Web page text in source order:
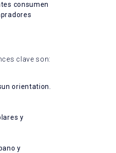
consumen
clave son:
orientation.
y
y